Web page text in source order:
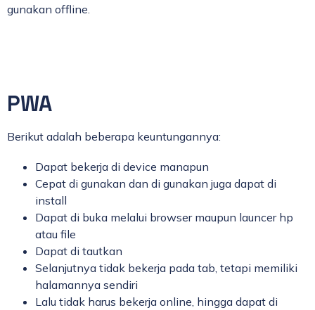
gunakan offline.
PWA
Berikut adalah beberapa keuntungannya:
Dapat bekerja di device manapun
Cepat di gunakan dan di gunakan juga dapat di
install
Dapat di buka melalui browser maupun launcer hp
atau file
Dapat di tautkan
Selanjutnya tidak bekerja pada tab, tetapi memiliki
halamannya sendiri
Lalu tidak harus bekerja online, hingga dapat di